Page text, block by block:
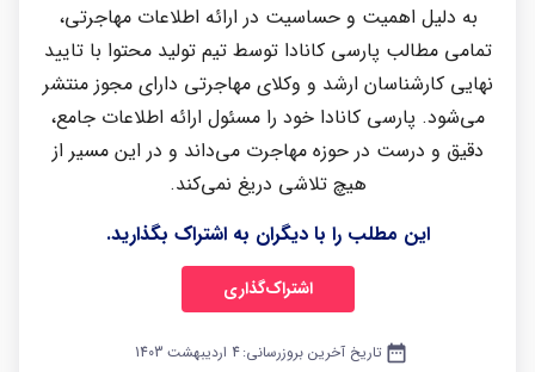
به دلیل اهمیت و حساسیت در ارائه اطلاعات مهاجرتی،
تمامی مطالب پارسی کانادا توسط تیم تولید محتوا با تایید
نهایی کارشناسان ارشد و وکلای مهاجرتی دارای مجوز منتشر
می‌شود. پارسی کانادا خود را مسئول ارائه اطلاعات جامع،
دقیق و درست در حوزه مهاجرت می‌داند و در این مسیر از
هیچ تلاشی دریغ نمی‌کند.
این مطلب را با دیگران به اشتراک بگذارید.
اشتراک‌گذاری
date_range تاریخ آخرین بروزرسانی:4 اردیبهشت 1403